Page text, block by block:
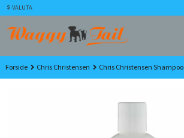
Gå
til
innholdet
VALUTA
Forside Chris Christensen Chris Christensen Shampoo